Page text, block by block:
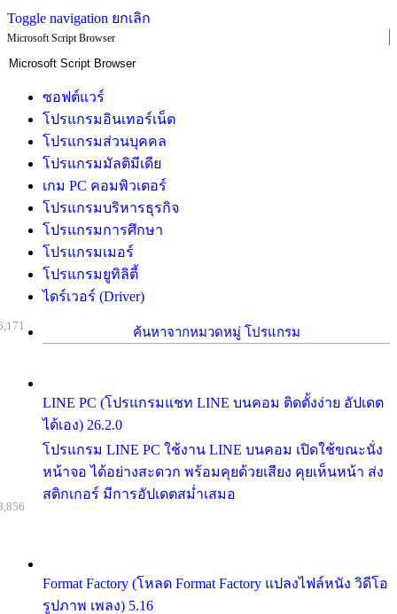
Toggle navigation ยกเลิก
Microsoft Script Browser
ซอฟต์แวร์
โปรแกรมอินเทอร์เน็ต
โปรแกรมส่วนบุคคล
โปรแกรมมัลติมีเดีย
เกม PC คอมพิวเตอร์
โปรแกรมบริหารธุรกิจ
โปรแกรมการศึกษา
โปรแกรมเมอร์
โปรแกรมยูทิลิตี้
ไดร์เวอร์ (Driver)
ค้นหาจากหมวดหมู่ โปรแกรม
LINE PC (โปรแกรมแชท LINE บนคอม ติดตั้งง่าย อัปเดต
ได้เอง) 26.2.0
โปรแกรม LINE PC ใช้งาน LINE บนคอม เปิดใช้ขณะนั่ง
หน้าจอ ได้อย่างสะดวก พร้อมคุยด้วยเสียง คุยเห็นหน้า ส่ง
สติกเกอร์ มีการอัปเดตสม่ำเสมอ
Format Factory (โหลด Format Factory แปลงไฟล์หนัง วิดีโอ
รูปภาพ เพลง) 5.16